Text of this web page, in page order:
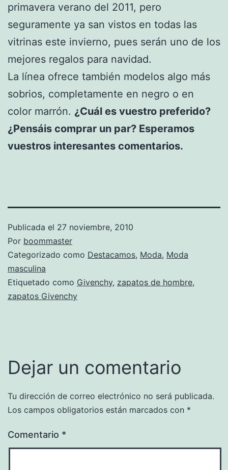
primavera verano del 2011, pero
seguramente ya san vistos en todas las
vitrinas este invierno, pues serán uno de los
mejores regalos para navidad.
La línea ofrece también modelos algo más
sobrios, completamente en negro o en
color marrón. ¿Cuál es vuestro preferido?
¿Pensáis comprar un par? Esperamos
vuestros interesantes comentarios.
Publicada el 27 noviembre, 2010
Por boommaster
Categorizado como Destacamos, Moda, Moda
masculina
Etiquetado como Givenchy, zapatos de hombre,
zapatos Givenchy
Dejar un comentario
Tu dirección de correo electrónico no será publicada.
Los campos obligatorios están marcados con *
Comentario *